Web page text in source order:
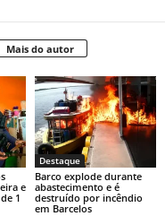
Mais do autor
e
1
Destaque
Barco explode durante
abastecimento e é
destruído por incêndio
em Barcelos